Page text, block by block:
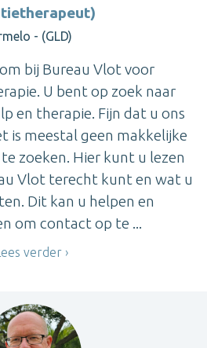
- (GLD)
bij Bureau Vlot voor
U bent op zoek naar
en therapie. Fijn dat u ons
is meestal geen makkelijke
zoeken. Hier kunt u lezen
Vlot terecht kunt en wat u
Dit kan u helpen en
om contact op te ...
verder